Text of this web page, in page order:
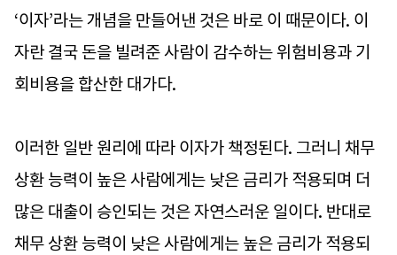
‘이자’라는 개념을 만들어낸 것은 바로 이 때문이다. 이
자란 결국 돈을 빌려준 사람이 감수하는 위험비용과 기
회비용을 합산한 대가다.
이러한 일반 원리에 따라 이자가 책정된다. 그러니 채무
상환 능력이 높은 사람에게는 낮은 금리가 적용되며 더
많은 대출이 승인되는 것은 자연스러운 일이다. 반대로
채무 상환 능력이 낮은 사람에게는 높은 금리가 적용되